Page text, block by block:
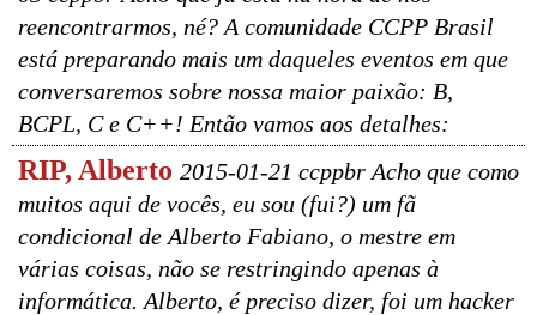
reencontrarmos, né? A comunidade CCPP Brasil
está preparando mais um daqueles eventos em que
conversaremos sobre nossa maior paixão: B,
BCPL, C e C++! Então vamos aos detalhes:
RIP, Alberto 2015-01-21 ccppbr Acho que como
muitos aqui de vocês, eu sou (fui?) um fã
condicional de Alberto Fabiano, o mestre em
várias coisas, não se restringindo apenas à
informática. Alberto, é preciso dizer, foi um hacker